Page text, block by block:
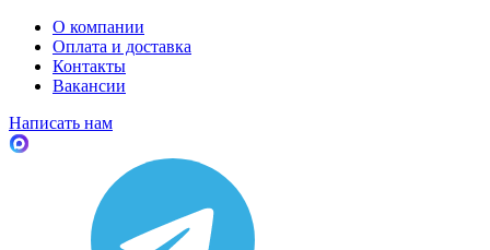
О компании
Оплата и доставка
Контакты
Вакансии
Написать нам